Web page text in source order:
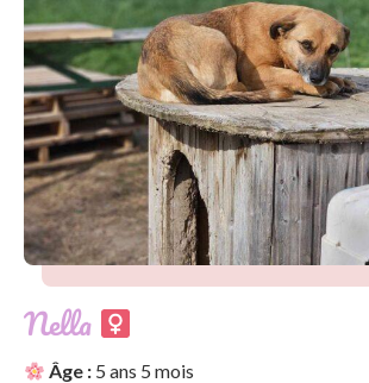
Nella
Âge : 5 ans 5 mois